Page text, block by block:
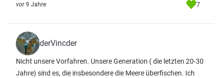
vor 9 Jahre 7
derVincder
Nicht unsere Vorfahren. Unsere Generation ( die letzten 20-30
Jahre) sind es, die insbesondere die Meere überfischen. Ich